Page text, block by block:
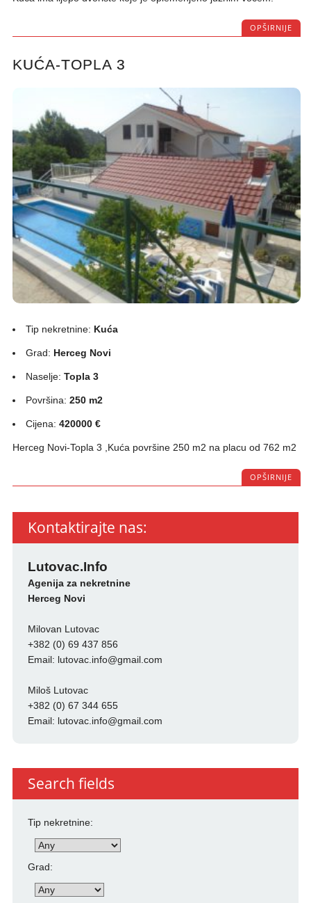
OPŠIRNIJE
KUĆA-TOPLA 3
Tip nekretnine: Kuća
Grad: Herceg Novi
Naselje:Topla 3
Površina:250 m2
Cijena:420000 €
Herceg Novi-Topla 3 ,Kuća površine 250 m2 na placu od 762 m2
OPŠIRNIJE
Kontaktirajte nas:
Lutovac.Info
Agenija za nekretnine
Herceg Novi
Milovan Lutovac
+382 (0) 69 437 856
Email: lutovac.info@gmail.com
Miloš Lutovac
+382 (0) 67 344 655
Email: lutovac.info@gmail.com
Search fields
Tip nekretnine:
Grad: